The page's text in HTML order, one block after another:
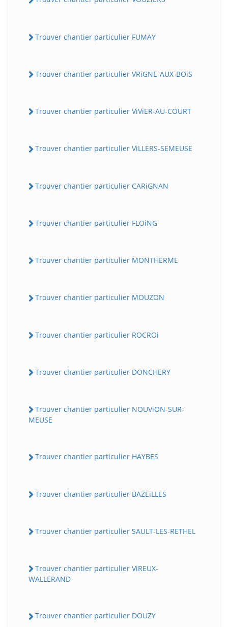
Trouver chantier particulier FUMAY
Trouver chantier particulier VRiGNE-AUX-BOiS
Trouver chantier particulier ViViER-AU-COURT
Trouver chantier particulier ViLLERS-SEMEUSE
Trouver chantier particulier CARiGNAN
Trouver chantier particulier FLOiNG
Trouver chantier particulier MONTHERME
Trouver chantier particulier MOUZON
Trouver chantier particulier ROCROi
Trouver chantier particulier DONCHERY
Trouver chantier particulier NOUViON-SUR-
MEUSE
Trouver chantier particulier HAYBES
Trouver chantier particulier BAZEiLLES
Trouver chantier particulier SAULT-LES-RETHEL
Trouver chantier particulier ViREUX-
WALLERAND
Trouver chantier particulier DOUZY